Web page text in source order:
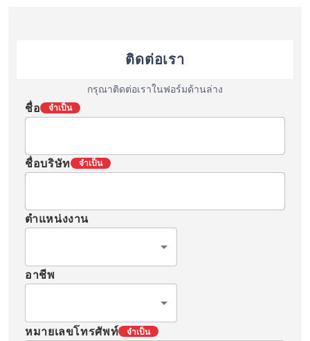
ติดต่อเรา
กรุณาติดต่อเราในฟอร์มด้านล่าง
ชื่อ จำเป็น
ชื่อบริษัท จำเป็น
ตำแหน่งงาน
อาชีพ
หมายเลขโทรศัพท์ จำเป็น